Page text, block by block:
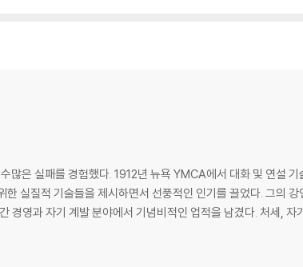
많은 실패를 경험했다. 1912년 뉴욕 YMCA에서 대화 및 연설 기
실질적 기술들을 제시하면서 선풍적인 인기를 끌었다. 그의 강
경영과 자기 계발 분야에서 기념비적인 업적을 남겼다. 처세, 자